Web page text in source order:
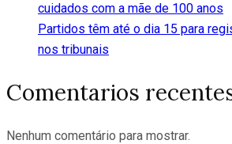
cuidados com a mãe de 100 anos
Partidos têm até o dia 15 para
nos tribunais
Comentarios
Nenhum comentário para mostrar.